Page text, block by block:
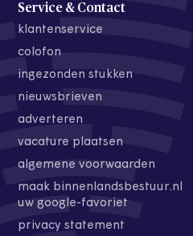
Service & Contact
klantenservice
colofon
ingezonden stukken
nieuwsbrieven
adverteren
vacature plaatsen
algemene voorwaarden
maak binnenlandsbestuur.nl
uw google-favoriet
privacy statement